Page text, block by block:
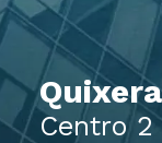
Centro 2